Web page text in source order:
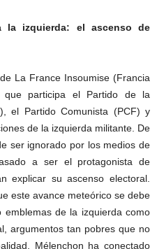
la izquierda: el ascenso de
La France Insoumise (Francia
participa el Partido de la
el Partido Comunista (PCF) y
de la izquierda militante. De
ser ignorado por los medios de
a ser el protagonista de
explicar su ascenso electoral.
este avance meteórico se debe
de la izquierda como
argumentos tan pobres que no
Mélenchon ha conectado